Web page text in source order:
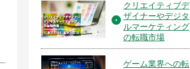
クリエイティブデ
ザイナーやデジタ
ルマーケティング
の転職市場
ゲーム業界への転